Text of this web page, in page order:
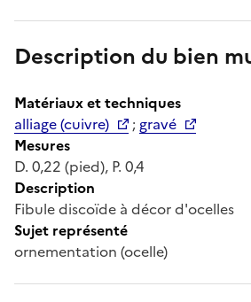
Description du bien
Matériaux et techniques
alliage (cuivre)
; gravé
Mesures
D. 0,22 (pied), P. 0,4
Description
Fibule discoïde à décor d'ocelles
Sujet représenté
ornementation (ocelle)